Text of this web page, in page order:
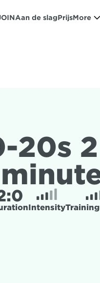
Aan de slagPrijsMore
20s
0
Intensity